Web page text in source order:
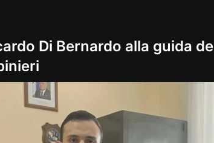
Di Bernardo alla guida